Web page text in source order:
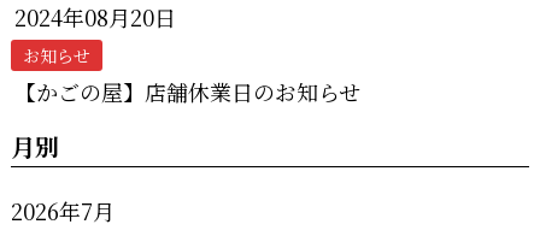
2024年08月20日
お知らせ
【かごの屋】店舗休業日のお知らせ
月別
2026年7月